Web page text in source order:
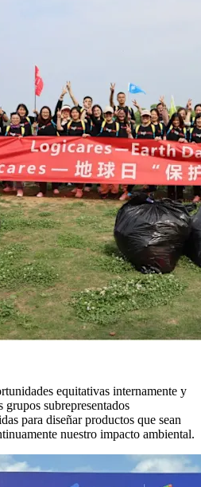
equitativas internamente y
subrepresentados
para diseñar productos que sean
nuestro impacto ambiental.